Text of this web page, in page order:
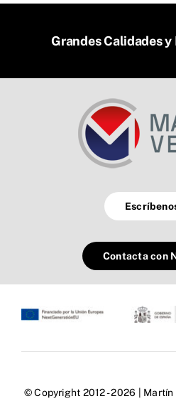
Grandes Calidades
Contacta con
© Copyright 2012 - 2026 | Martín